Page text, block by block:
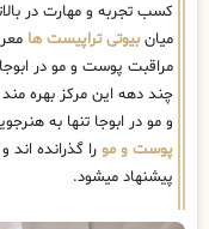
کسب تجربه و مهارت در
میانبیوتی تراپیست ها
مراقبت پوست و مو در
چند دهه این مرکز بهره
و مو در ابوجا تنها به
پوست و مو
پیشنهاد میشود.